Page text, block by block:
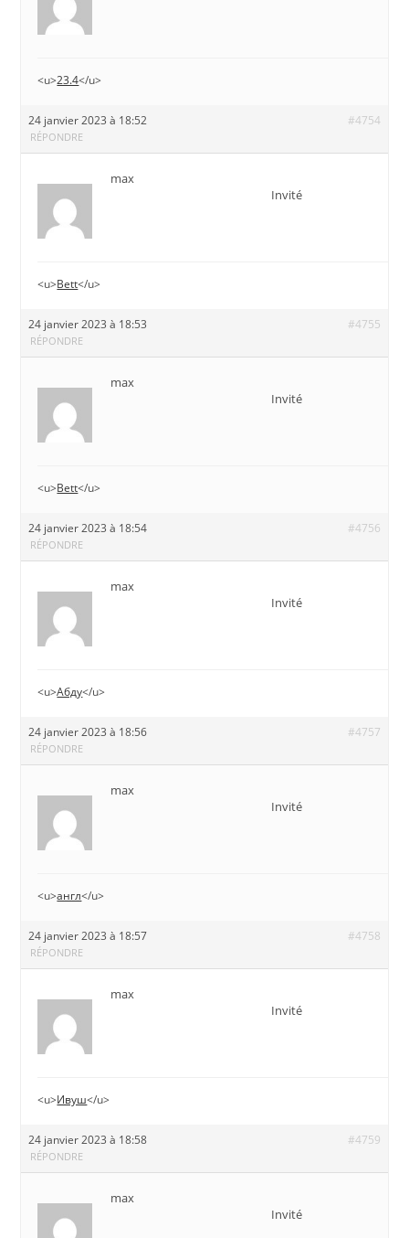
<u>23.4</u>
24 janvier 2023 à 18:52 #4754
RÉPONDRE
max
Invité
<u>Bett</u>
24 janvier 2023 à 18:53 #4755
RÉPONDRE
max
Invité
<u>Bett</u>
24 janvier 2023 à 18:54 #4756
RÉPONDRE
max
Invité
<u>Абду</u>
24 janvier 2023 à 18:56 #4757
RÉPONDRE
max
Invité
<u>англ</u>
24 janvier 2023 à 18:57 #4758
RÉPONDRE
max
Invité
<u>Ивуш</u>
24 janvier 2023 à 18:58 #4759
RÉPONDRE
max
Invité